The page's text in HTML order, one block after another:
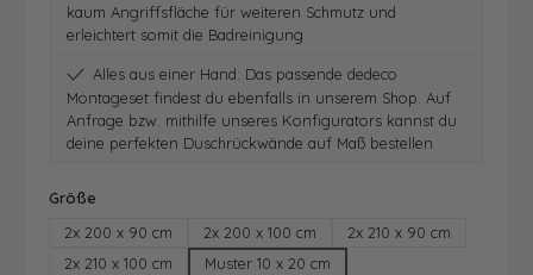
kaum Angriffsfläche für weiteren Schmutz und
erleichtert somit die Badreinigung
Alles aus einer Hand: Das passende dedeco
Montageset findest du ebenfalls in unserem Shop. Auf
Anfrage bzw. mithilfe unseres Konfigurators kannst du
deine perfekten Duschrückwände auf Maß bestellen
Größe
2x 200 x 90 cm
2x 200 x 100 cm
2x 210 x 90 cm
2x 210 x 100 cm
Muster 10 x 20 cm